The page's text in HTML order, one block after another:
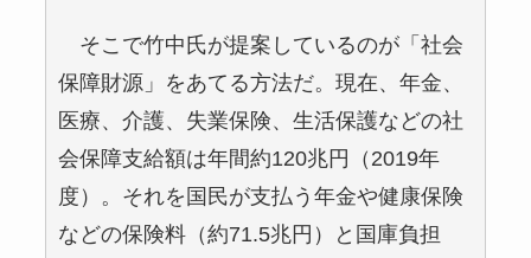
そこで竹中氏が提案しているのが「社会
保障財源」をあてる方法だ。現在、年金、
医療、介護、失業保険、生活保護などの社
会保障支給額は年間約120兆円（2019年
度）。それを国民が支払う年金や健康保険
などの保険料（約71.5兆円）と国庫負担